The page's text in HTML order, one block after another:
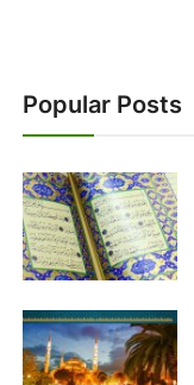
Popular Posts